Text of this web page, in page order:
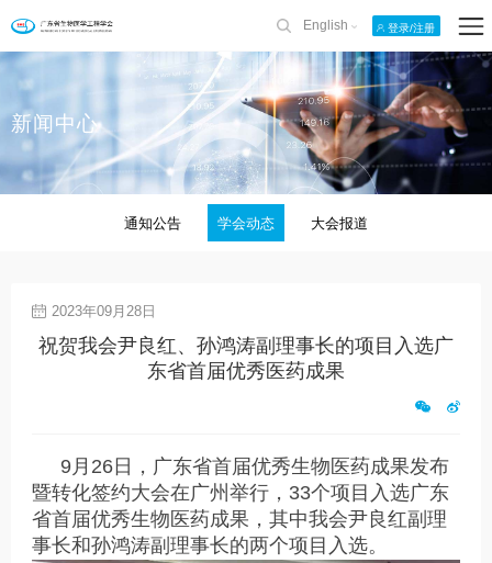
English 登录/注册
新闻中心
通知公告 学会动态 大会报道
2023年09月28日
祝贺我会尹良红、孙鸿涛副理事长的项目入选广
东省首届优秀医药成果
9月26日，广东省首届优秀生物医药成果发布
暨转化签约大会在广州举行，33个项目入选广东
省首届优秀生物医药成果，其中我会尹良红副理
事长和孙鸿涛副理事长的两个项目入选。